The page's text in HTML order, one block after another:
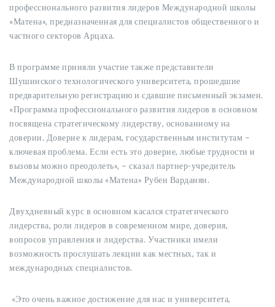
профессионального развития лидеров Международной школы
«Матена», предназначенная для специалистов общественного и
частного секторов Арцаха.
В программе приняли участие также представители
Шушинского технологического университета, прошедшие
предварительную регистрацию и сдавшие письменный экзамен.
«Программа профессионального развития лидеров в основном
посвящена стратегическому лидерству, основанному на
доверии. Доверие к лидерам, государственным институтам –
ключевая проблема. Если есть это доверие, любые трудности и
вызовы можно преодолеть», – сказал партнер-учредитель
Международной школы «Матена» Рубен Варданян.
Двухдневный курс в основном касался стратегического
лидерства, роли лидеров в современном мире, доверия,
вопросов управления и лидерства. Участники имели
возможность прослушать лекции как местных, так и
международных специалистов.
«Это очень важное достижение для нас и университета,